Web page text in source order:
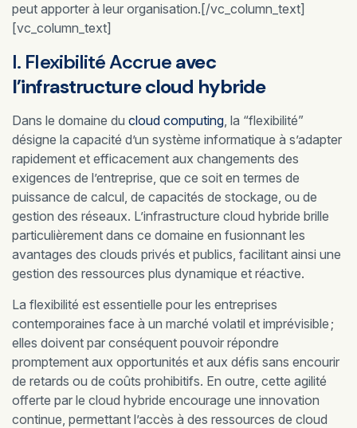
peut apporter à leur organisation.[/vc_column_text]
[vc_column_text]
I. Flexibilité Accrueavec
l’infrastructure cloud hybride
Dans le domaine du cloud computing, la “flexibilité”
désigne la capacité d’un système informatique à s’adapter
rapidement et efficacement aux changements des
exigences de l’entreprise, que ce soit en termes de
puissance de calcul, de capacités de stockage, ou de
gestion des réseaux. L’infrastructure cloud hybride brille
particulièrement dans ce domaine en fusionnant les
avantages des clouds privés et publics, facilitant ainsi une
gestion des ressources plus dynamique et réactive.
La flexibilité est essentielle pour les entreprises
contemporaines face à un marché volatil et imprévisible ;
elles doivent par conséquent pouvoir répondre
promptement aux opportunités et aux défis sans encourir
de retards ou de coûts prohibitifs. En outre, cette agilité
offerte par le cloud hybride encourage une innovation
continue, permettant l’accès à des ressources de cloud